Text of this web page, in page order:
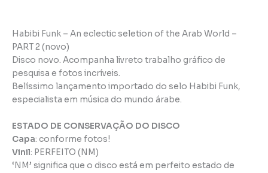
Habibi Funk – An eclectic seletion of the Arab World –
PART 2 (novo)
Disco novo. Acompanha livreto trabalho gráfico de
pesquisa e fotos incríveis.
Belíssimo lançamento importado do selo Habibi Funk,
especialista em música do mundo árabe.
ESTADO DE CONSERVAÇÃO DO DISCO
Capa: conforme fotos!
Vinil: PERFEITO (NM)
‘NM’ significa que o disco está em perfeito estado de